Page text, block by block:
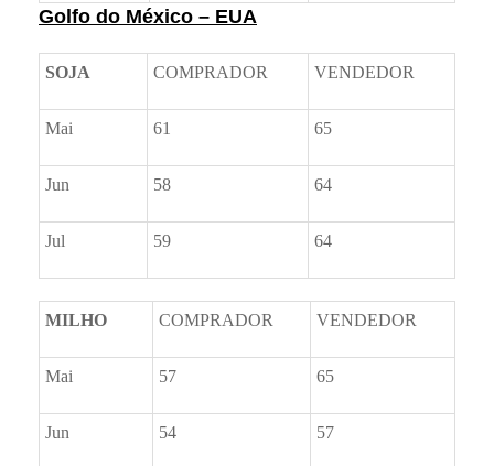
Golfo do México – EUA
SOJA COMPRADOR VENDEDOR
Mai 61 65
Jun 58 64
Jul 59 64
MILHO COMPRADOR VENDEDOR
Mai 57 65
Jun 54 57